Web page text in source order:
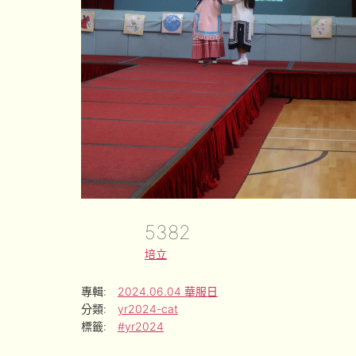
5382
培立
專輯:
2024.06.04 華服日
分類:
yr2024-cat
標籤:
#yr2024